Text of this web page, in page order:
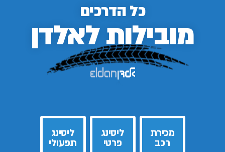
כל הדרכים
מובילות לאלדן
מכירת
רכב
ליסינג
פרטי
ליסינג
תפעולי